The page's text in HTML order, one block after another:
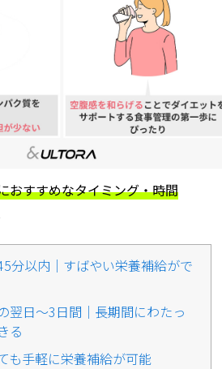
おすすめなタイミング・時間
分以内｜すばやい栄養補給がで
翌日～3日間｜長期間にわたっ
る
も手軽に栄養補給が可能